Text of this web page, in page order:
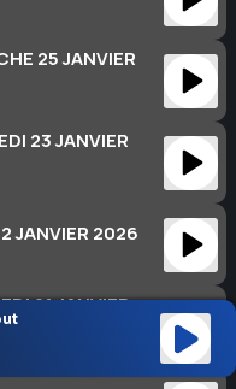
25 JANVIER
23 JANVIER
JANVIER 2026
21 JANVIER